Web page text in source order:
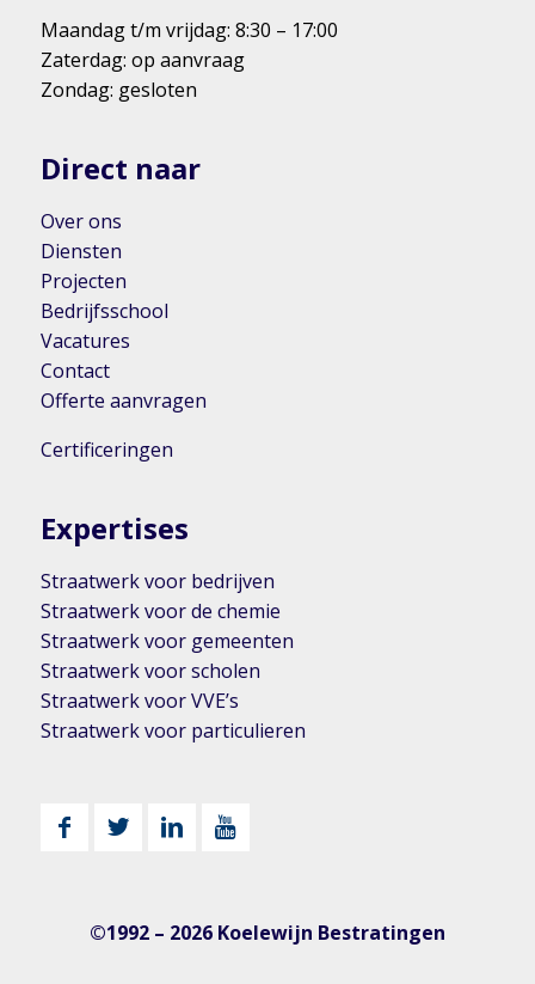
Maandag t/m vrijdag: 8:30 – 17:00
Zaterdag: op aanvraag
Zondag: gesloten
Direct naar
Over ons
Diensten
Projecten
Bedrijfsschool
Vacatures
Contact
Offerte aanvragen
Certificeringen
Expertises
Straatwerk voor bedrijven
Straatwerk voor de chemie
Straatwerk voor gemeenten
Straatwerk voor scholen
Straatwerk voor VVE’s
Straatwerk voor particulieren
©1992 – 2026 Koelewijn Bestratingen